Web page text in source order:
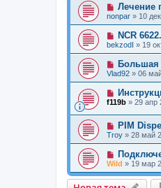
Лечение
nonpar » 10
NCR
bekzodI » 19
Большая
Vlad92 » 06
f119b » 29 апр
PIM
Troy » 28 май
Wild » 19 мар
Новая тема